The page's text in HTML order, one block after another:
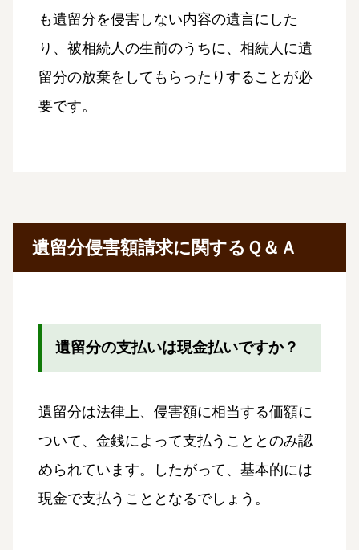
も遺留分を侵害しない内容の遺言にした
り、被相続人の生前のうちに、相続人に遺
留分の放棄をしてもらったりすることが必
要です。
遺留分侵害額請求に関するＱ＆Ａ
遺留分の支払いは現金払いですか？
遺留分は法律上、侵害額に相当する価額に
ついて、金銭によって支払うこととのみ認
められています。したがって、基本的には
現金で支払うこととなるでしょう。